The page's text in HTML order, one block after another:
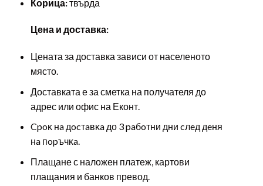
Корица:твърда
Цена и доставка:
Цената за доставка зависи от населеното
място.
Доставката е за сметка на получателя до
адрес или офис на Еконт.
Cpoĸ нa дocтaвĸa до 3 paбoтни дни cлeд дeня
нa пopъчĸa.
Плащане с наложен платеж, картови
плащания и банков превод.